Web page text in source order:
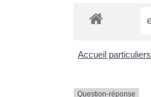
Accueil particuliers
Question-réponse